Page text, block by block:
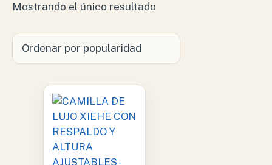
Mostrando el único resultado